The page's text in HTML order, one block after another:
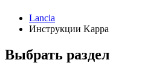
Lancia
Инструкции Kappa
Выбрать раздел